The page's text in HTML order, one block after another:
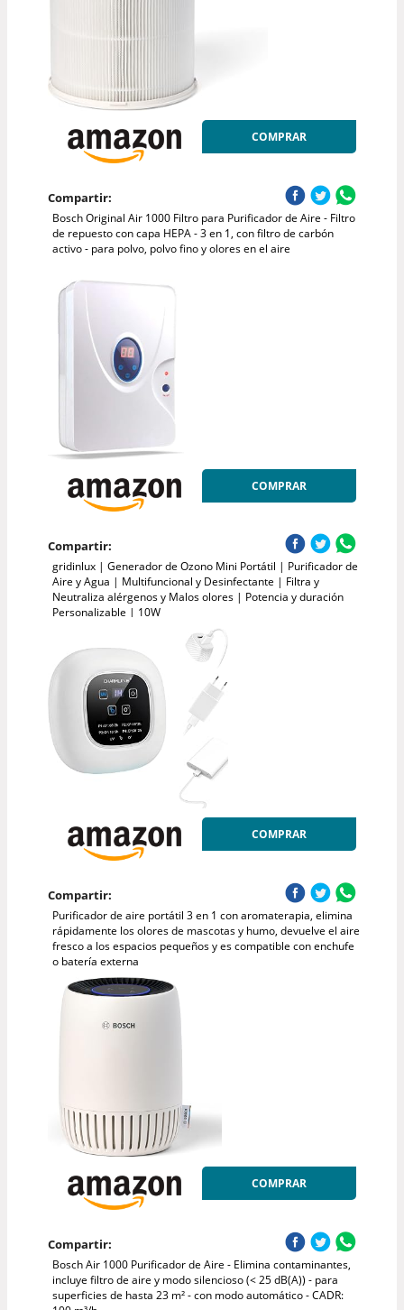
COMPRAR
Compartir:
Bosch Original Air 1000 Filtro para Purificador de Aire - Filtro
de repuesto con capa HEPA - 3 en 1, con filtro de carbón
activo - para polvo, polvo fino y olores en el aire
COMPRAR
Compartir:
gridinlux | Generador de Ozono Mini Portátil | Purificador de
Aire y Agua | Multifuncional y Desinfectante | Filtra y
Neutraliza alérgenos y Malos olores | Potencia y duración
Personalizable | 10W
COMPRAR
Compartir:
Purificador de aire portátil 3 en 1 con aromaterapia, elimina
rápidamente los olores de mascotas y humo, devuelve el aire
fresco a los espacios pequeños y es compatible con enchufe
o batería externa
COMPRAR
Compartir:
Bosch Air 1000 Purificador de Aire - Elimina contaminantes,
incluye filtro de aire y modo silencioso (< 25 dB(A)) - para
superficies de hasta 23 m² - con modo automático - CADR: